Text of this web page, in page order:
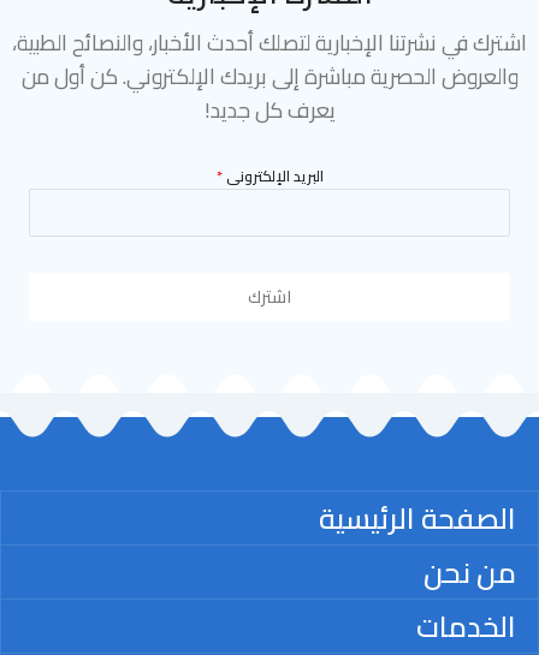
اشترك في نشرتنا الإخبارية لتصلك أحدث الأخبار، والنصائح الطبية،
والعروض الحصرية مباشرة إلى بريدك الإلكتروني. كن أول من
يعرف كل جديد!
البريد الإلكترونى*
اشترك
الصفحة الرئيسية
من نحن
الخدمات